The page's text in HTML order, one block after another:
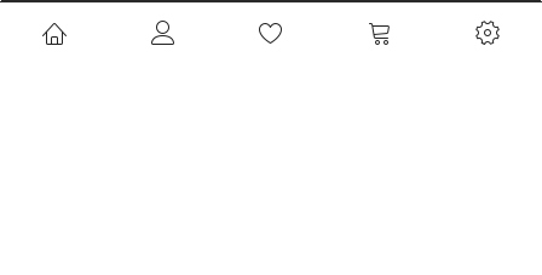
Privacy Policy Cookie Policy